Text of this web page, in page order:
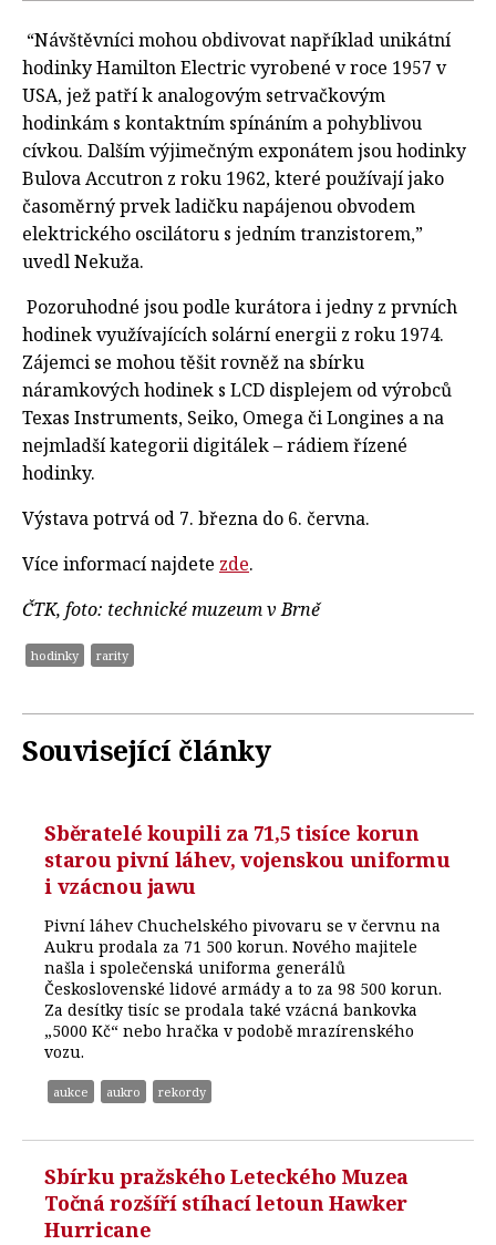
“Návštěvníci mohou obdivovat například unikátní
hodinky Hamilton Electric vyrobené v roce 1957 v
USA, jež patří k analogovým setrvačkovým
hodinkám s kontaktním spínáním a pohyblivou
cívkou. Dalším výjimečným exponátem jsou hodinky
Bulova Accutron z roku 1962, které používají jako
časoměrný prvek ladičku napájenou obvodem
elektrického oscilátoru s jedním tranzistorem,”
uvedl Nekuža.
Pozoruhodné jsou podle kurátora i jedny z prvních
hodinek využívajících solární energii z roku 1974.
Zájemci se mohou těšit rovněž na sbírku
náramkových hodinek s LCD displejem od výrobců
Texas Instruments, Seiko, Omega či Longines a na
nejmladší kategorii digitálek – rádiem řízené
hodinky.
Výstava potrvá od 7. března do 6. června.
Více informací najdete zde.
ČTK, foto: technické muzeum v Brně
hodinky rarity
Související články
Sběratelé koupili za 71,5 tisíce korun
starou pivní láhev, vojenskou uniformu
i vzácnou jawu
Pivní láhev Chuchelského pivovaru se v červnu na
Aukru prodala za 71 500 korun. Nového majitele
našla i společenská uniforma generálů
Československé lidové armády a to za 98 500 korun.
Za desítky tisíc se prodala také vzácná bankovka
„5000 Kč“ nebo hračka v podobě mrazírenského
vozu.
aukce aukro rekordy
Sbírku pražského Leteckého Muzea
Točná rozšíří stíhací letoun Hawker
Hurricane